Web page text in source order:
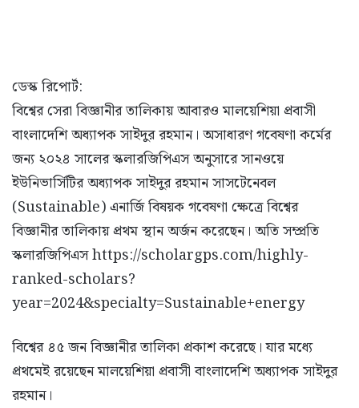
ডেস্ক রিপোর্ট:
বিশ্বের সেরা বিজ্ঞানীর তালিকায় আবারও মালয়েশিয়া প্রবাসী
বাংলাদেশি অধ্যাপক সাইদুর রহমান। অসাধারণ গবেষণা কর্মের
জন্য ২০২৪ সালের স্কলারজিপিএস অনুসারে সানওয়ে
ইউনিভার্সিটির অধ্যাপক সাইদুর রহমান সাসটেনেবল
(Sustainable) এনার্জি বিষয়ক গবেষণা ক্ষেত্রে বিশ্বের
বিজ্ঞানীর তালিকায় প্রথম স্থান অর্জন করেছেন। অতি সম্প্রতি
স্কলারজিপিএস https://scholargps.com/highly-
ranked-scholars?
year=2024&specialty=Sustainable+energy
বিশ্বের ৪৫ জন বিজ্ঞানীর তালিকা প্রকাশ করেছে। যার মধ্যে
প্রথমেই রয়েছেন মালয়েশিয়া প্রবাসী বাংলাদেশি অধ্যাপক সাইদুর
রহমান।